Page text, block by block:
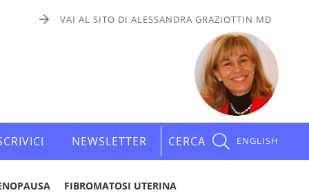
VAI AL SITO DI ALESSANDRA GRAZIOTTIN MD
NEWSLETTER CERCA ENGLISH
FIBROMATOSI UTERINA